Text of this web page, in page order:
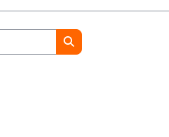
Buscar cursos